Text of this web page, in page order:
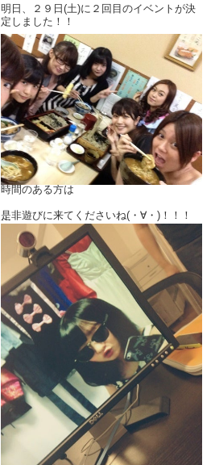
明日、２９日(土)に２回目のイベントが決
定しました！！
チケット販売＆握手会
18時45分 受付開始
19時 スタート
20時20分 イベント終了予定
会場水天宮アトリエスタジオ
東京都中央区日本橋箱崎町44-1
イマス箱崎ビル３Ｆ
今回はＴシャツ販売もあるみたいなのでお
時間のある方は
是非遊びに来てくださいね(・∀・)！！！
稽古も楽しく頑張っております♡
だけどなかなか一日全部参加出来なくて…
(´･_･`)
早いとこ補講終わらせよっと！
それから昨日はニコ生でした。